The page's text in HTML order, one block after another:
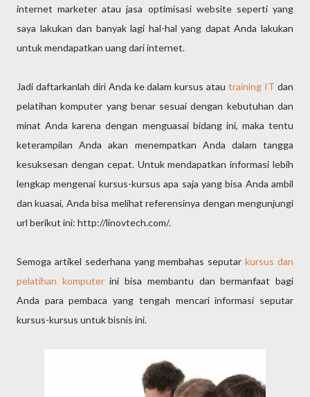
internet marketer atau jasa optimisasi website seperti yang
saya lakukan dan banyak lagi hal-hal yang dapat Anda lakukan
untuk mendapatkan uang dari internet.
Jadi daftarkanlah diri Anda ke dalam kursus atautraining IT dan
pelatihan komputer yang benar sesuai dengan kebutuhan dan
minat Anda karena dengan menguasai bidang ini, maka tentu
keterampilan Anda akan menempatkan Anda dalam tangga
kesuksesan dengan cepat. Untuk mendapatkan informasi lebih
lengkap mengenai kursus-kursus apa saja yang bisa Anda ambil
dan kuasai, Anda bisa melihat referensinya dengan mengunjungi
url berikut ini: http://linovtech.com/.
Semoga artikel sederhana yang membahas seputarkursus dan
pelatihan komputerini bisa membantu dan bermanfaat bagi
Anda para pembaca yang tengah mencari informasi seputar
kursus-kursus untuk bisnis ini.